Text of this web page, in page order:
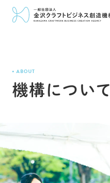
機構について
ABOUT